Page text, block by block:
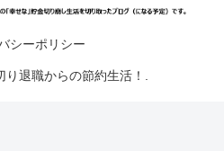
シーポリシー
退職からの節約生活！.